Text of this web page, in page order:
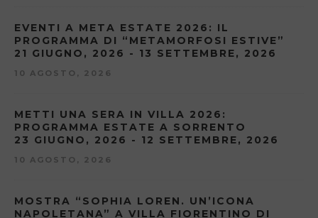
EVENTI A META ESTATE 2026: IL
PROGRAMMA DI “METAMORFOSI ESTIVE”
21 GIUGNO, 2026 - 13 SETTEMBRE, 2026
10 AGOSTO, 2026
METTI UNA SERA IN VILLA 2026:
PROGRAMMA ESTATE A SORRENTO
23 GIUGNO, 2026 - 12 SETTEMBRE, 2026
10 AGOSTO, 2026
MOSTRA “SOPHIA LOREN. UN’ICONA
NAPOLETANA” A VILLA FIORENTINO DI